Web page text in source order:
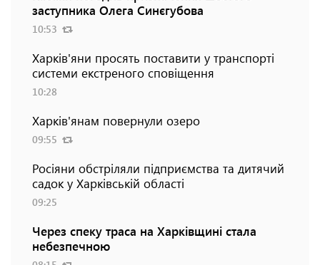
заступника Олега Синєгубова
10:53
Харків'яни просять поставити у транспорті
системи екстреного сповіщення
10:28
Харків'янам повернули озеро
09:55
Росіяни обстріляли підприємства та дитячий
садок у Харківській області
09:25
Через спеку траса на Харківщині стала
небезпечною